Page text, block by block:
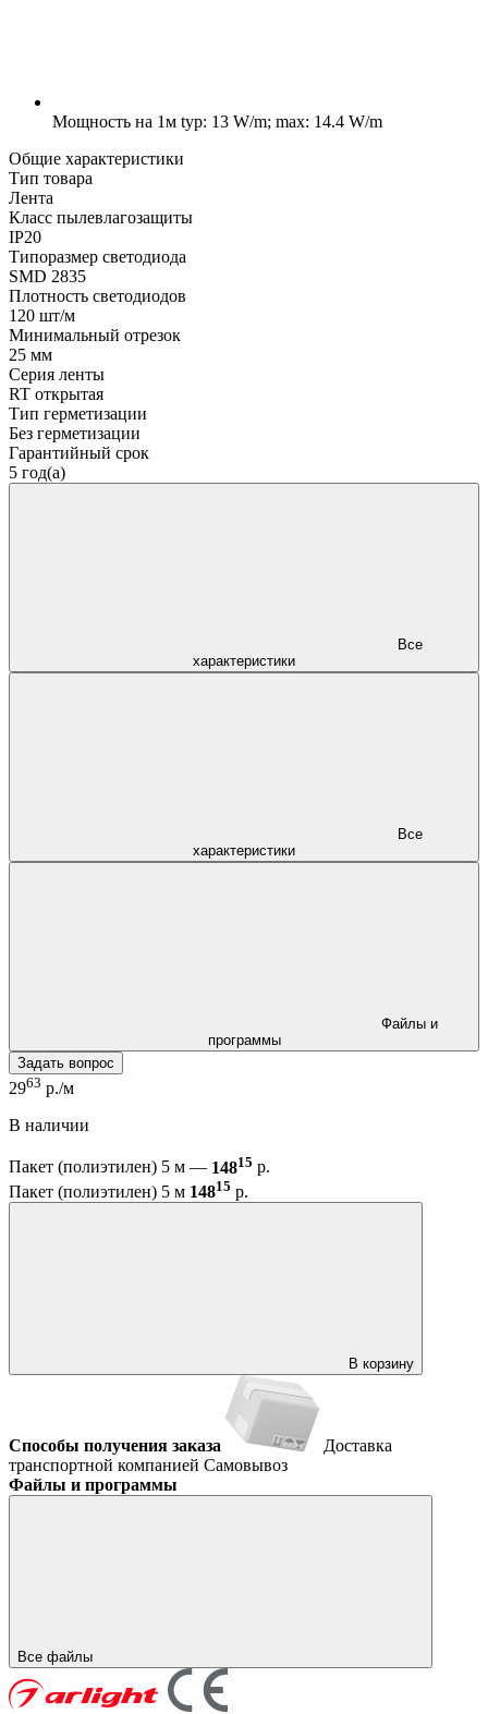
Мощность на 1м typ: 13 W/m; max: 14.4 W/m
Общие характеристики
Тип товара
Лента
Класс пылевлагозащиты
IP20
Типоразмер светодиода
SMD 2835
Плотность светодиодов
120 шт/м
Минимальный отрезок
25 мм
Серия ленты
RT открытая
Тип герметизации
Без герметизации
Гарантийный срок
5 год(а)
характеристики
характеристики
программы
Задать вопрос
2963 р./м
В наличии
Пакет (полиэтилен) 5 м — 14815 р.
Пакет (полиэтилен) 5 м 14815 р.
В корзину
Способы получения заказа
Доставка
транспортной компанией Самовывоз
Файлы и программы
Все файлы